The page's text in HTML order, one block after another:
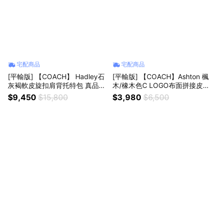
宅配商品
[平輸版] 【COACH】 Hadley石
灰褐軟皮旋扣肩背托特包 真品平
輸
$9,450 $15,800
宅配商品
[平輸版] 【COACH】Ashton 楓
木/橡木色C LOGO布面拼接皮革
拉鍊萬用手拿包 真品平輸
$3,980 $6,500